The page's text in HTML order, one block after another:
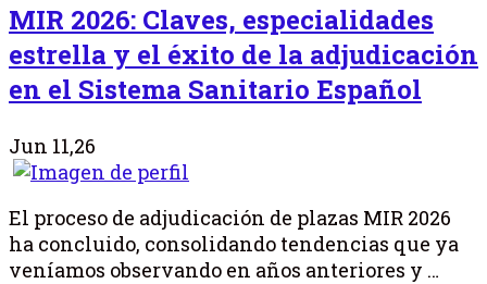
MIR 2026: Claves, especialidades
estrella y el éxito de la adjudicación
en el Sistema Sanitario Español
Jun 11,26
El proceso de adjudicación de plazas MIR 2026
ha concluido, consolidando tendencias que ya
veníamos observando en años anteriores y …